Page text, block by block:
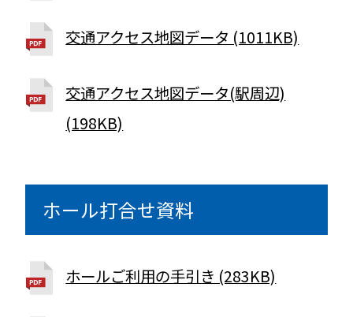
交通アクセス地図データ (1011KB)
交通アクセス地図データ(駅周辺)
(198KB)
ホール打合せ資料
ホールご利用の手引き (283KB)